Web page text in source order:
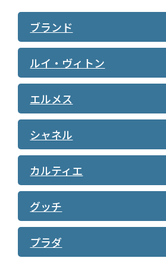
ブランド
ルイ・ヴィトン
エルメス
シャネル
カルティエ
グッチ
プラダ